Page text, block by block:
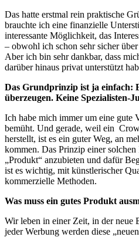
Das hatte erstmal rein praktische
brauchte ich eine finanzielle
interessante Möglichkeit, das
– obwohl ich schon sehr sicher
Aber ich bin sehr dankbar, dass
darüber hinaus privat unterstützt
Das Grundprinzip ist ja einfach:
überzeugen. Keine Spezialisten-
Ich habe mich immer um eine gute
bemüht. Und gerade, weil ein
herstellt, ist es ein guter Weg, an
kommen. Das Prinzip einer solchen
„Produkt“ anzubieten und dafür
ist es wichtig, mit künstlerischer
kommerzielle Methoden.
Was muss ein gutes Produkt
Wir leben in einer Zeit, in der neue
jeder Werbung werden diese